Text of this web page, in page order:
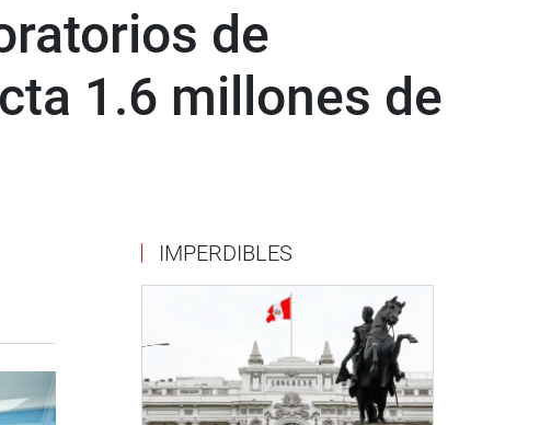
de
1.6 millones de
IMPERDIBLES